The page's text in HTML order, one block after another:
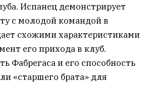
Испанец демонстрирует
с молодой командой в
схожими характеристиками
его прихода в клуб.
Фабрегаса и его способность
«старшего брата» для